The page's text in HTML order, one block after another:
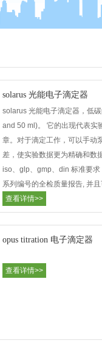
solarus 光能电子滴定器
solarus 光能电子滴定器，低
and 50 ml)。 它的出现代表实
章。对于滴定工作，可以手动
差，使实验数据更为精确和数
iso、glp、gmp、din 标准要
系列编号的全检质量报告, 并
查看详情>>
opus titration 电子滴定器
查看详情>>